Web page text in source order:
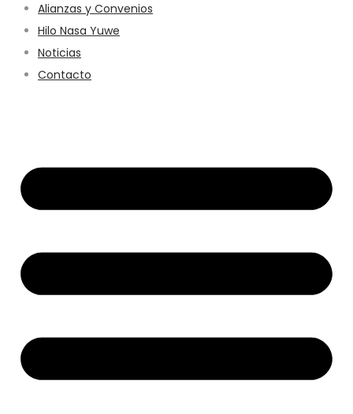
Alianzas y Convenios
Hilo Nasa Yuwe
Noticias
Contacto